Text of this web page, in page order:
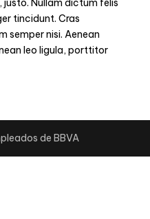
Nullam dictum felis
tincidunt. Cras
semper nisi. Aenean
leo ligula, porttitor
de BBVA